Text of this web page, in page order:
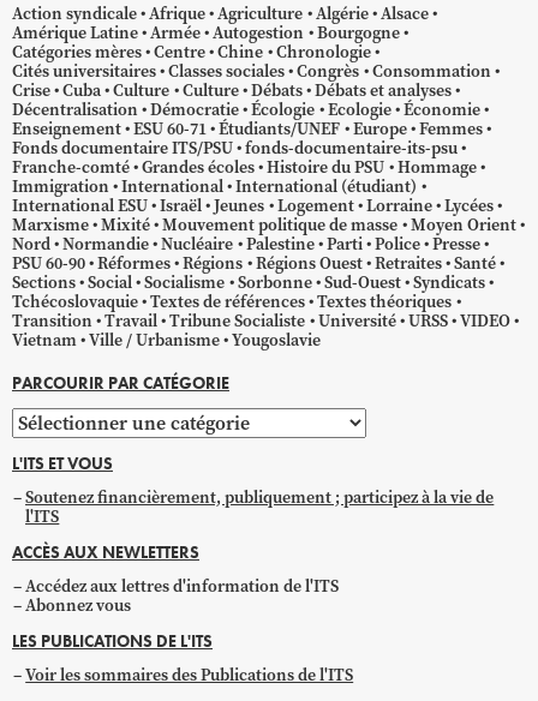
Action syndicale Afrique Agriculture Algérie Alsace
Amérique Latine Armée Autogestion
Bourgogne
Catégories mères Centre Chine Chronologie
Cités universitaires Classes sociales Congrès Consommation
Crise Cuba Culture Culture Débats Débats et analyses
Décentralisation Démocratie Écologie Ecologie Économie
Enseignement ESU 60-71 Étudiants/UNEF Europe Femmes
Fonds documentaire ITS/PSU fonds-documentaire-its-psu
Franche-comté Grandes écoles Histoire du PSU Hommage
Immigration International International (étudiant)
International ESU Israël Jeunes Logement Lorraine Lycées
Marxisme Mixité Mouvement politique de masse Moyen Orient
Nord Normandie Nucléaire Palestine Parti Police Presse
PSU 60-90 Réformes Régions Régions Ouest Retraites Santé
Sections Social Socialisme Sorbonne Sud-Ouest Syndicats
Tchécoslovaquie Textes de références Textes théoriques
Transition Travail Tribune Socialiste Université URSS VIDEO
Vietnam Ville / Urbanisme Yougoslavie
PARCOURIR PAR CATÉGORIE
Parcourir
par
catégorie
L'ITS ET VOUS
Soutenez financièrement, publiquement ; participez à la vie de
l'ITS
ACCÈS AUX NEWLETTERS
Accédez aux lettres d'information de l'ITS
Abonnez vous
LES PUBLICATIONS DE L'ITS
Voir les sommaires des Publications de l'ITS